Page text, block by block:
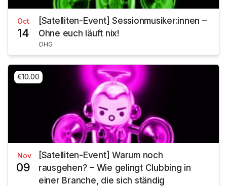
Oct
14
[Satelliten-Event] Sessionmusiker:innen –
Ohne euch läuft nix!
OHG
€10.00
Nov
09
[Satelliten-Event] Warum noch
rausgehen? – Wie gelingt Clubbing in
einer Branche, die sich ständig